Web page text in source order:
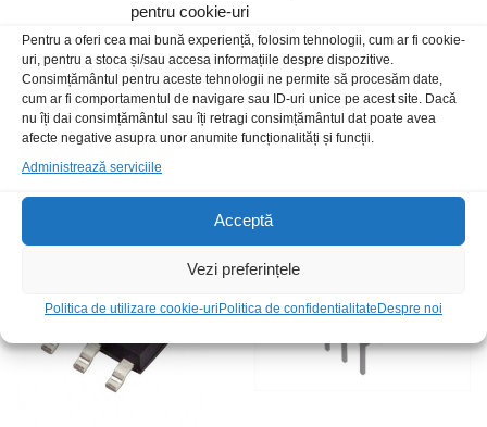
pentru cookie-uri
Pentru a oferi cea mai bună experiență, folosim tehnologii, cum ar fi cookie-
uri, pentru a stoca și/sau accesa informațiile despre dispozitive.
Consimțământul pentru aceste tehnologii ne permite să procesăm date,
cum ar fi comportamentul de navigare sau ID-uri unice pe acest site. Dacă
nu îți dai consimțământul sau îți retragi consimțământul dat poate avea
afecte negative asupra unor anumite funcționalități și funcții.
Administrează serviciile
Acceptă
Vezi preferințele
Politica de utilizare cookie-uriPolitica de confidentialitateDespre noi
LM224D SMD
7,00lei/Buc
TCA965B